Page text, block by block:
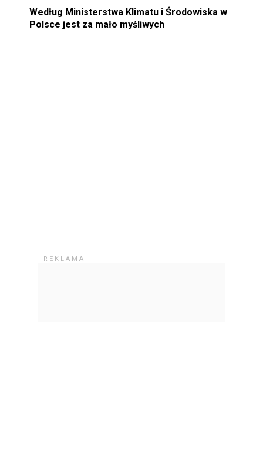
Według Ministerstwa Klimatu i Środowiska w
Polsce jest za mało myśliwych